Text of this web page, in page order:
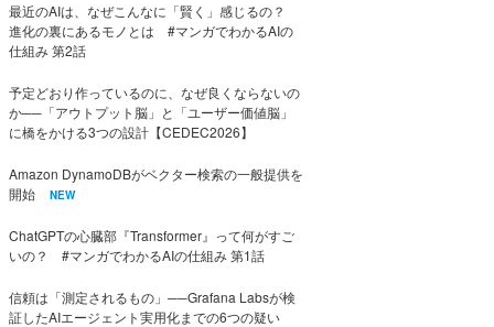
最近のAIは、なぜこんなに「賢く」感じるの？
進化の裏にあるモノとは #マンガでわかるAIの
仕組み 第2話
予定どおり作っているのに、なぜ良くならないの
か──「アウトプット脳」と「ユーザー価値脳」
に橋をかける3つの設計【CEDEC2026】
Amazon DynamoDBがベクター検索の一般提供を
開始
NEW
ChatGPTの心臓部『Transformer』って何がすご
いの？ #マンガでわかるAIの仕組み 第1話
信頼は「測定されるもの」──Grafana Labsが検
証したAIエージェント実用化までの6つの疑い